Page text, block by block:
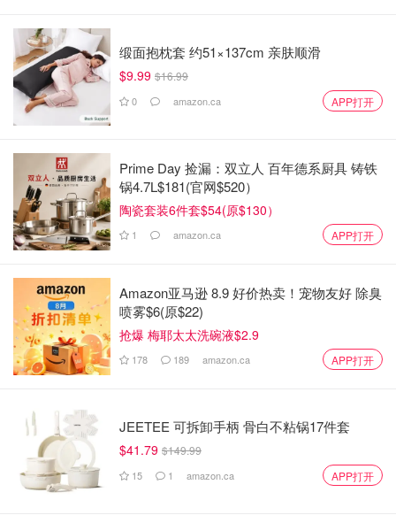
缎面抱枕套 约51×137cm 亲肤顺滑
$9.99 $16.99
0 amazon.ca APP打开
Prime Day 捡漏：双立人 百年德系厨具 铸铁
锅4.7L$181(官网$520）
陶瓷套装6件套$54(原$130）
1 amazon.ca APP打开
Amazon亚马逊 8.9 好价热卖！宠物友好 除臭
喷雾$6(原$22)
抢爆 梅耶太太洗碗液$2.9
178 189 amazon.ca APP打开
JEETEE 可拆卸手柄 骨白不粘锅17件套
$41.79 $149.99
15 1 amazon.ca APP打开